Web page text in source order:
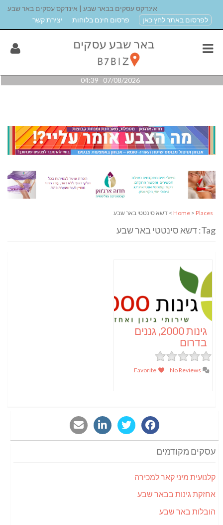
אינדקס עסקים בבאר שבע | אינדקס עסקים באר שבע
לפרסום באתר לחץ כאן
פרסום חינם בלוחות יצירת קשר
07/08/2026 04:39
Home > Places > דשא סינטטי באר שבע
Tag: דשא סינטטי באר שבע
גינות 2000, גננים
בדרום
עסקים מקודמים
קלנועית מיני קאר למכירה
אחזקת גינות בבאר שבע
הובלות באר שבע